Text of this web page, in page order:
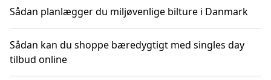
Sådan planlægger du miljøvenlige bilture i Danmark
Sådan kan du shoppe bæredygtigt med singles day
tilbud online